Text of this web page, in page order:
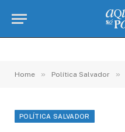
Home » Política Salvador »
POLÍTICA SALVADOR